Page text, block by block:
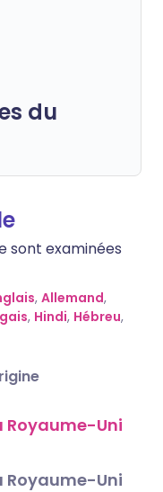
du
sont examinées
, Allemand,
, Hindi, Hébreu,
Royaume-Uni
Royaume-Uni